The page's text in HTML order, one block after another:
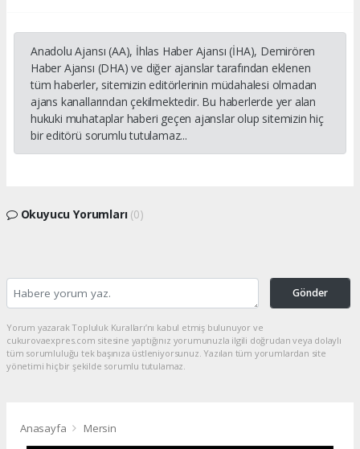
Anadolu Ajansı (AA), İhlas Haber Ajansı (İHA), Demirören
Haber Ajansı (DHA) ve diğer ajanslar tarafından eklenen
tüm haberler, sitemizin editörlerinin müdahalesi olmadan
ajans kanallarından çekilmektedir. Bu haberlerde yer alan
hukuki muhataplar haberi geçen ajanslar olup sitemizin hiç
bir editörü sorumlu tutulamaz...
Okuyucu Yorumları (0)
Gönder
Yorum yazarak Topluluk Kuralları’nı kabul etmiş bulunuyor ve
cukurovaexpres.com sitesine yaptığınız yorumunuzla ilgili doğrudan veya dolaylı
tüm sorumluluğu tek başınıza üstleniyorsunuz. Yazılan tüm yorumlardan site
yönetimi hiçbir şekilde sorumlu tutulamaz.
Anasayfa Mersin